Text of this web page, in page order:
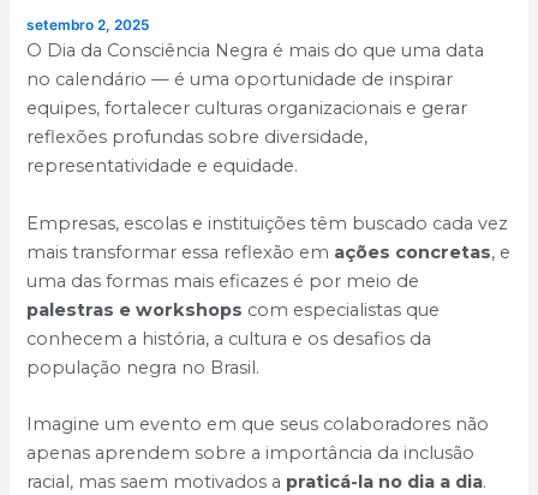
setembro 2, 2025
O Dia da Consciência Negra é mais do que uma data
no calendário — é uma oportunidade de inspirar
equipes, fortalecer culturas organizacionais e gerar
reflexões profundas sobre diversidade,
representatividade e equidade.
Empresas, escolas e instituições têm buscado cada vez
mais transformar essa reflexão em ações concretas, e
uma das formas mais eficazes é por meio de
palestras e workshops com especialistas que
conhecem a história, a cultura e os desafios da
população negra no Brasil.
Imagine um evento em que seus colaboradores não
apenas aprendem sobre a importância da inclusão
racial, mas saem motivados a praticá-la no dia a dia.